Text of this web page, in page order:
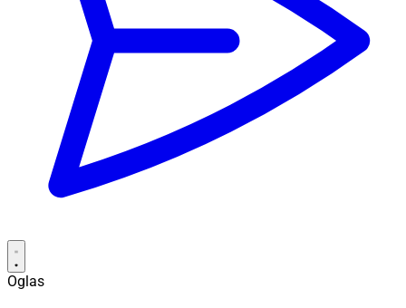
Oglas